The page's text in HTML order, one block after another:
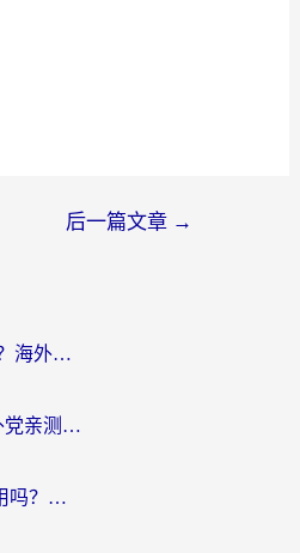
后一篇文章 →
雷神手游和sixfast哪个好？海外党亲测3款回国加速器，教你选对不踩坑
穿梭和快喵好用吗？海外党亲测：小众加速器对比+番茄加速器深度体验
云极和Unblock Youku好用吗？海外党亲测+2026回国加速器避坑指南